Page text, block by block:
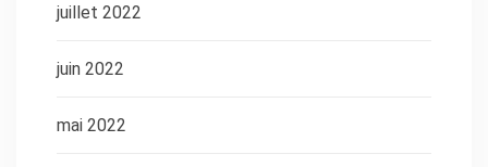
juillet 2022
juin 2022
mai 2022